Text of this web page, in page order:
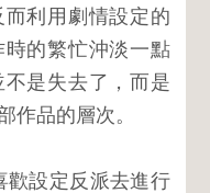
利用劇情設定的
的繁忙沖淡一點
是失去了，而是
作品的層次。
歡設定反派去進行